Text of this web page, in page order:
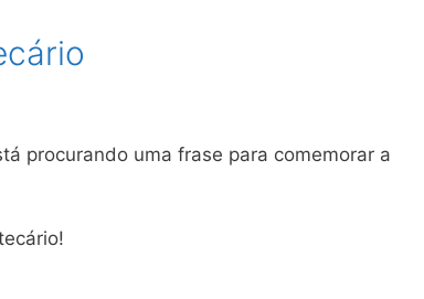
procurando uma frase para comemorar a